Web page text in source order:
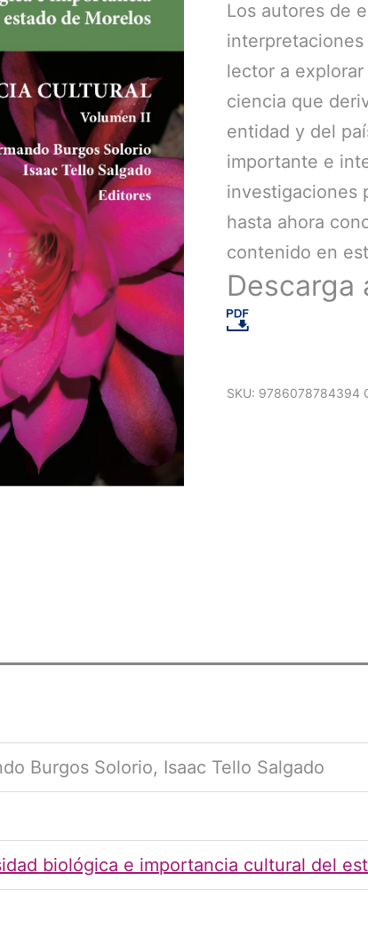
Los autores de
lector a
ciencia que
entidad y del
importante e
investigaciones
hasta ahora
contenido en
Descarga
SKU: 9786078784394
Burgos Solorio, Isaac Tello Salgado
biológica e importancia cultural del